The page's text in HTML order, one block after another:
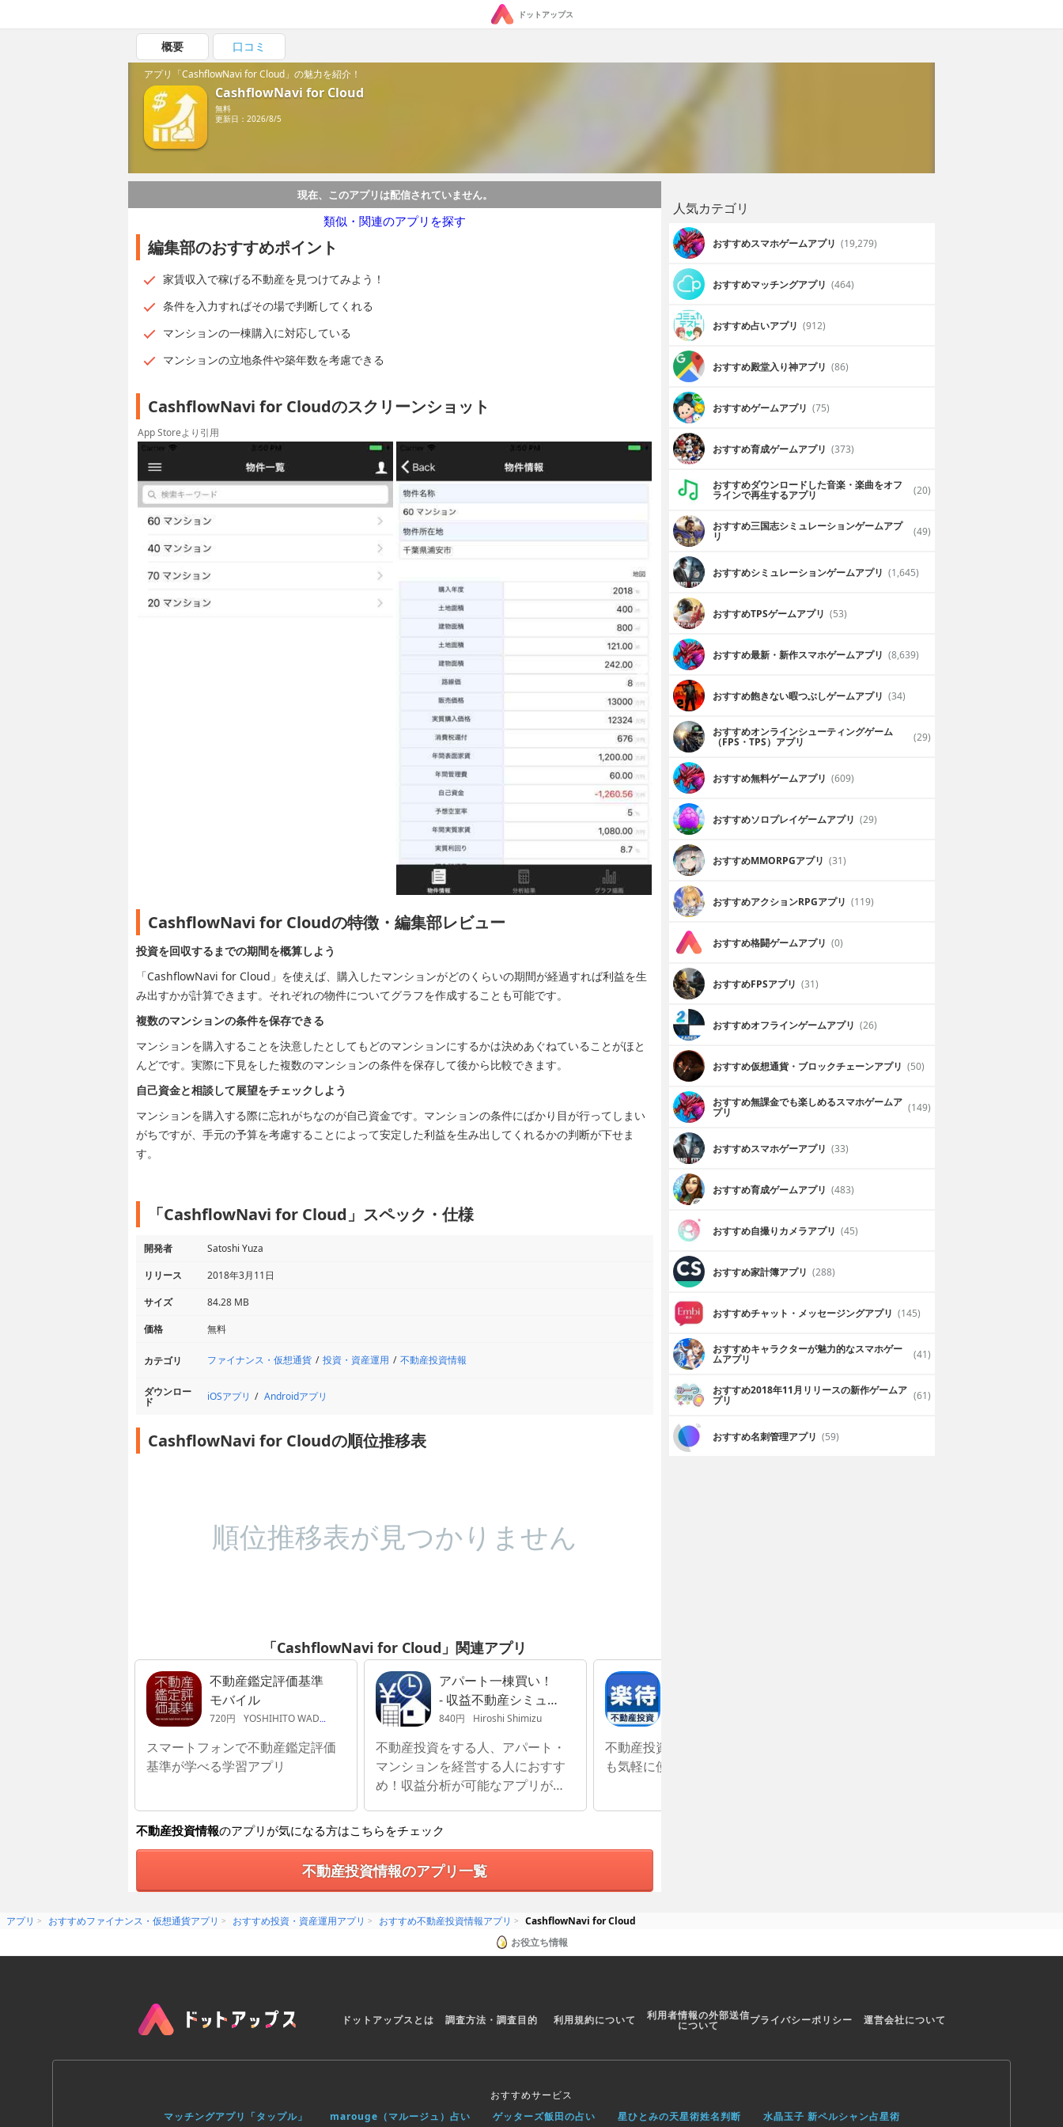
ドットアップス
概要 口コミ
アプリ「CashflowNavi for Cloud」の魅力を紹介！
CashflowNavi for Cloud
無料
更新日：2026/8/5
現在、このアプリは配信されていません。
類似・関連のアプリを探す
編集部のおすすめポイント
家賃収入で稼げる不動産を見つけてみよう！
条件を入力すればその場で判断してくれる
マンションの一棟購入に対応している
マンションの立地条件や築年数を考慮できる
CashflowNavi for Cloudのスクリーンショット
App Storeより引用
CashflowNavi for Cloudの特徴・編集部レビュー
投資を回収するまでの期間を概算しよう
「CashflowNavi for Cloud」を使えば、購入したマンションがどのくらいの期間が経過すれば利益を生
み出すかが計算できます。それぞれの物件についてグラフを作成することも可能です。
複数のマンションの条件を保存できる
マンションを購入することを決意したとしてもどのマンションにするかは決めあぐねていることがほと
んどです。実際に下見をした複数のマンションの条件を保存して後から比較できます。
自己資金と相談して展望をチェックしよう
マンションを購入する際に忘れがちなのが自己資金です。マンションの条件にばかり目が行ってしまい
がちですが、手元の予算を考慮することによって安定した利益を生み出してくれるかの判断が下せま
す。
「CashflowNavi for Cloud」スペック・仕様
開発者
Satoshi Yuza
リリース
2018年3月11日
サイズ
84.28 MB
価格
無料
カテゴリ ファイナンス・仮想通貨 投資・資産運用 不動産投資情報
ダウンロー
ド iOSアプリ Androidアプリ
CashflowNavi for Cloudの順位推移表
順位推移表が見つかりません
「CashflowNavi for Cloud」関連アプリ
不動産鑑定評価基準
モバイル
720円 YOSHIHITO WADA
スマートフォンで不動産鑑定評価
基準が学べる学習アプリ
アパート一棟買い！
- 収益不動産シミュ
レーション -
840円 Hiroshi Shimizu
不動産投資をする人、アパート・
マンションを経営する人におすす
め！収益分析が可能なアプリが登
不動産投資をしたことがない人で
も気軽に使用することができます
不動産投資情報のアプリが気になる方はこちらをチェック
不動産投資情報のアプリ一覧
人気カテゴリ
おすすめスマホゲームアプリ (19,279)
おすすめマッチングアプリ (464)
おすすめ占いアプリ (912)
おすすめ殿堂入り神アプリ (86)
おすすめゲームアプリ (75)
おすすめ育成ゲームアプリ (373)
おすすめダウンロードした音楽・楽曲をオフ
ラインで再生するアプリ (20)
おすすめ三国志シミュレーションゲームアプ
リ (49)
おすすめシミュレーションゲームアプリ (1,645)
おすすめTPSゲームアプリ (53)
おすすめ最新・新作スマホゲームアプリ (8,639)
おすすめ飽きない暇つぶしゲームアプリ (34)
おすすめオンラインシューティングゲーム
（FPS・TPS）アプリ (29)
おすすめ無料ゲームアプリ (609)
おすすめソロプレイゲームアプリ (29)
おすすめ MMORPGアプリ (31)
おすすめアクションRPGアプリ (119)
おすすめ格闘ゲームアプリ (0)
おすすめFPSアプリ (31)
おすすめオフラインゲームアプリ (26)
おすすめ仮想通貨・ブロックチェーンアプリ (50)
おすすめ無課金でも楽しめるスマホゲームア
プリ (149)
おすすめスマホゲーアプリ (33)
おすすめ育成ゲームアプリ (483)
おすすめ自撮りカメラアプリ (45)
おすすめ家計簿アプリ (288)
おすすめチャット・メッセージングアプリ (145)
おすすめキャラクターが魅力的なスマホゲー
ムアプリ (41)
おすすめ2018年11月リリースの新作ゲームア
プリ (61)
おすすめ名刺管理アプリ (59)
アプリ おすすめファイナンス・仮想通貨アプリ おすすめ投資・資産運用アプリ おすすめ不動産投資情報アプリ
CashflowNavi for Cloud
お役立ち情報
ドットアップスとは 調査方法・調査目的 利用規約について 利用者情報の外部送信
について プライバシーポリシー 運営会社について
おすすめサービス
マッチングアプリ「タップル」
marouge（マルージュ）占い ゲッターズ飯田の占い 星ひとみの天星術姓名判断
水晶玉子 新ペルシャン占星術